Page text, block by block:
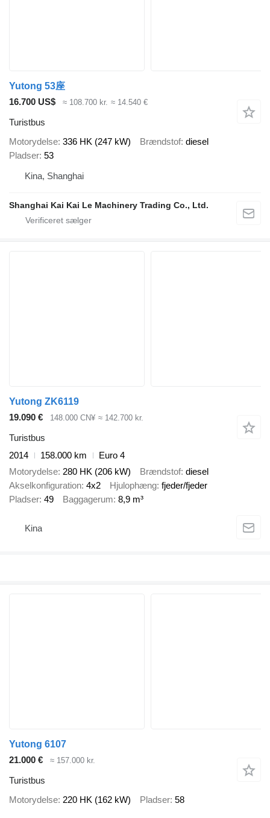
Yutong 53座
16.700 US$
≈ 108.700 kr. ≈ 14.540 €
Turistbus
Motorydelse 336 HK (247 kW) Brændstof diesel
Pladser 53
Kina, Shanghai
Shanghai Kai Kai Le Machinery Trading Co., Ltd.
Yutong ZK6119
19.090 €
148.000 CN¥ ≈ 142.700 kr.
Turistbus
2014
158.000 km
Euro 4
Motorydelse 280 HK (206 kW) Brændstof diesel
Akselkonfiguration 4x2 Hjulophæng fjeder/fjeder
Pladser 49 Baggagerum 8,9 m³
Kina
Yutong 6107
21.000 €
≈ 157.000 kr.
Turistbus
Motorydelse 220 HK (162 kW) Pladser 58